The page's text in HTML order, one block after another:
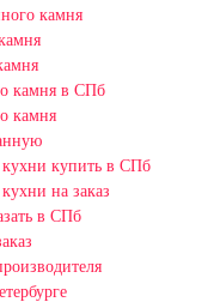
камня
камня в СПб
камня
кухни купить в СПб
на заказ
в СПб